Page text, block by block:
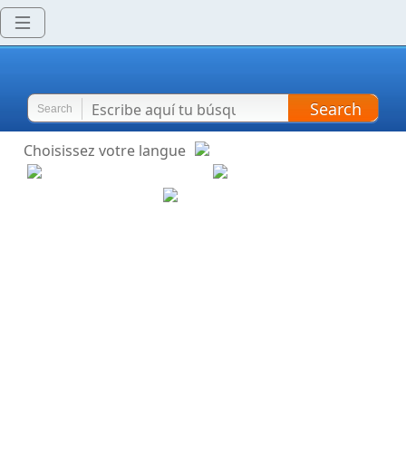
Search Search
Choisissez votre langue